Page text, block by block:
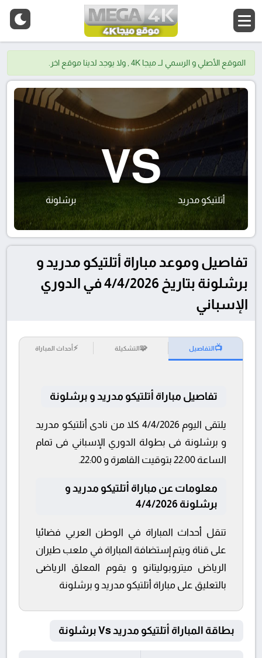
الموقع الأصلي و الرسمي لــ ميجا 4K , ولا يوجد لدينا موقع اخر.
أتلتيكو مدريد
VS
برشلونة
تفاصيل وموعد مباراة أتلتيكو مدريد و
برشلونة بتاريخ 4/4/2026 في الدوري
الإسباني
📺التفاصيل 🧩التشكيلة ⚡أحداث المباراة
تفاصيل مباراة أتلتيكو مدريد و برشلونة
يلتقى اليوم 4/4/2026 كلا من نادى أتلتيكو مدريد
و برشلونة فى بطولة الدوري الإسباني فى تمام
الساعة 22:00 بتوقيت القاهرة و 22:00.
معلومات عن مباراة أتلتيكو مدريد و
برشلونة 4/4/2026
تنقل أحداث المباراة في الوطن العربي فضائيا
على قناة ويتم إستضافة المباراة في ملعب طيران
الرياض ميتروبوليتانو و يقوم المعلق الرياضى
بالتعليق على مباراة أتلتيكو مدريد و برشلونة
بطاقة المباراة أتلتيكو مدريد Vs برشلونة